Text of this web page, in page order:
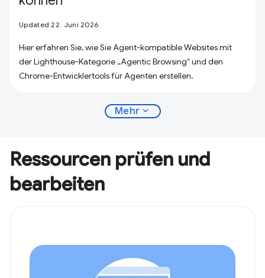
Updated 22. Juni 2026
Hier erfahren Sie, wie Sie Agent-kompatible Websites mit
der Lighthouse-Kategorie „Agentic Browsing“ und den
Chrome-Entwicklertools für Agenten erstellen.
Mehr expand_more
Ressourcen prüfen und
bearbeiten